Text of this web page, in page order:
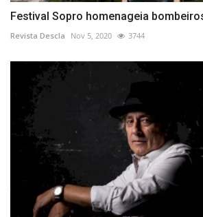
Festival Sopro homenageia
Revista Descla Nov 5, 2020 3744